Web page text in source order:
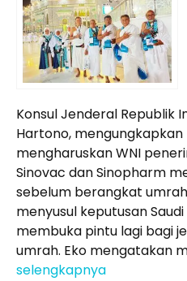
Konsul Jenderal Republik
Hartono,
mengharuskan WNI
Sinovac dan Sinopharm
sebelum berangkat
menyusul keputusan
membuka pintu lagi bagi
umrah. Eko mengatakan
selengkapnya